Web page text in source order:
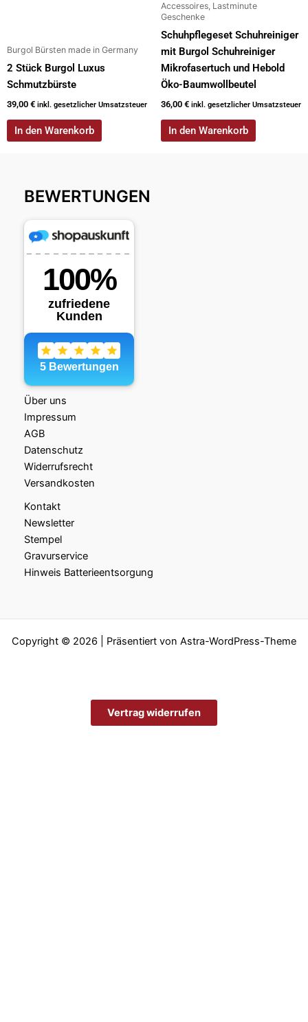
Burgol Bürsten made in Germany
2 Stück Burgol Luxus
Schmutzbürste
39,00 € inkl. gesetzlicher Umsatzsteuer
In den Warenkorb
Accessoires, Lastminute
Geschenke
Schuhpflegeset Schuhreiniger
mit Burgol Schuhreiniger
Mikrofasertuch und Hebold
Öko-Baumwollbeutel
36,00 € inkl. gesetzlicher Umsatzsteuer
In den Warenkorb
BEWERTUNGEN
Über uns
Impressum
AGB
Datenschutz
Widerrufsrecht
Versandkosten
Kontakt
Newsletter
Stempel
Gravurservice
Hinweis Batterieentsorgung
Copyright © 2026 | Präsentiert von Astra-WordPress-Theme
Vertrag widerrufen